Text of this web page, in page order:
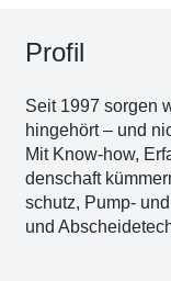
Pro­fil
Seit 1997 sor­gen
hin­ge­hört – und
Mit Know-how,
den­schaft
schutz, Pump-
und